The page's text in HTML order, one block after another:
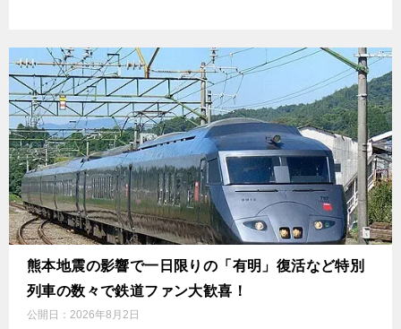
熊本地震の影響で一日限りの「有明」復活など特別
列車の数々で鉄道ファン大歓喜！
公開日： 2026年8月2日